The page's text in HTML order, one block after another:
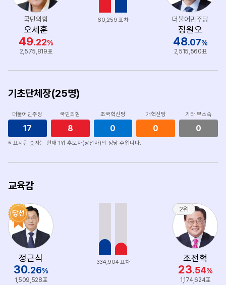
국민의힘
오세훈
49.22%
2,575,819표
60,259 표차 더불어민주당
정원오
48.07%
2,515,560표
기초단체장(25명)
더불어민주당
17
국민의힘
8
조국혁신당
0
개혁신당
0
기타·무소속
0
※ 표시된 숫자는 현재 1위 후보자(당선자)의 정당 수입니다.
교육감
정근식
30.26%
1,509,528표
334,904 표차
2위
조전혁
23.54%
1,174,624표